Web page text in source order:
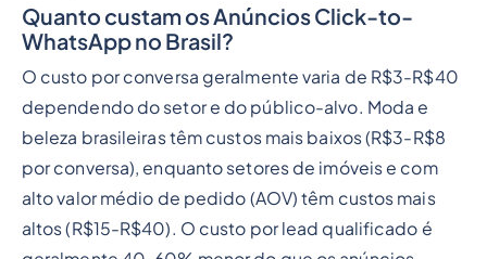
Quanto custam os Anúncios Click-to-
WhatsApp no Brasil?
O custo por conversa geralmente varia de R$3-R$40
dependendo do setor e do público-alvo. Moda e
beleza brasileiras têm custos mais baixos (R$3-R$8
por conversa), enquanto setores de imóveis e com
alto valor médio de pedido (AOV) têm custos mais
altos (R$15-R$40). O custo por lead qualificado é